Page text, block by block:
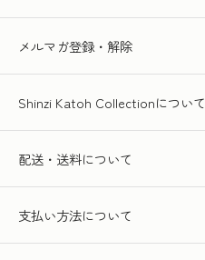
メルマガ登録・解除
Shinzi Katoh Collectionについて
配送・送料について
支払い方法について